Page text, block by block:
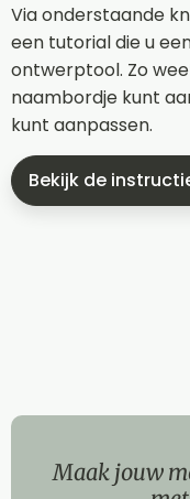
Via onderstaande
een tutorial die u
ontwerptool. Zo
naambordje kunt
kunt aanpassen.
Bekijk de
Maak jouw